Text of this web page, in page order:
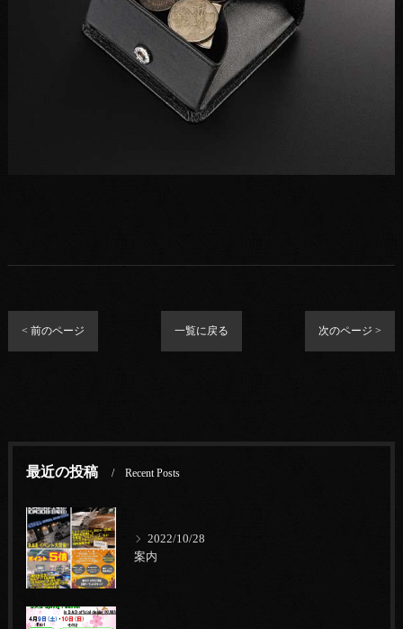
< 前のページ 一覧に戻る 次のページ >
最近の投稿 Recent Posts
2022/10/28
案内